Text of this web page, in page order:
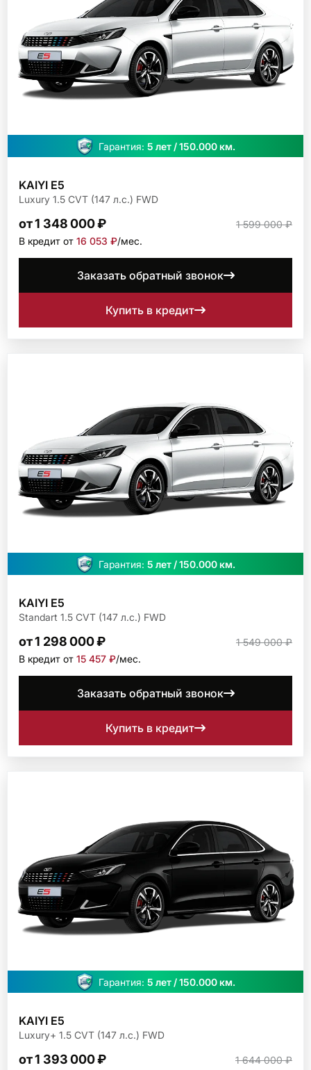
Гарантия: 5 лет / 150.000 км.
KAIYI E5
Luxury 1.5 CVT (147 л.с.) FWD
от 1 348 000 ₽
1 599 000 ₽
В кредит от 16 053 ₽/мec.
Заказать обратный звонок
Купить в кредит
Гарантия: 5 лет / 150.000 км.
KAIYI E5
Standart 1.5 CVT (147 л.с.) FWD
от 1 298 000 ₽
1 549 000 ₽
В кредит от 15 457 ₽/мec.
Заказать обратный звонок
Купить в кредит
Гарантия: 5 лет / 150.000 км.
KAIYI E5
Luxury+ 1.5 CVT (147 л.с.) FWD
от 1 393 000 ₽
1 644 000 ₽